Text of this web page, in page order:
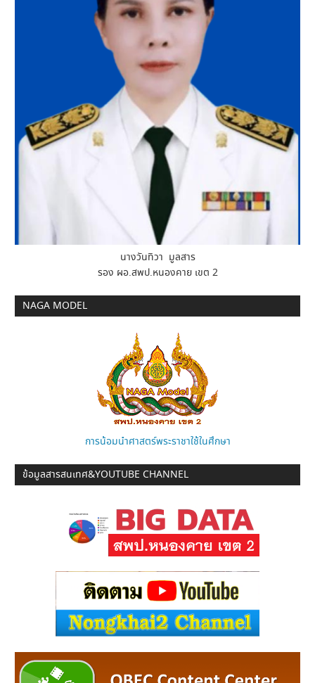
นางวันทิวา มูลสาร
รอง ผอ.สพป.หนองคาย เขต 2
NAGA MODEL
การน้อมนำศาสตร์พระราชาใช้ในศึกษา
ข้อมูลสารสนเทศ&YOUTUBE CHANNEL